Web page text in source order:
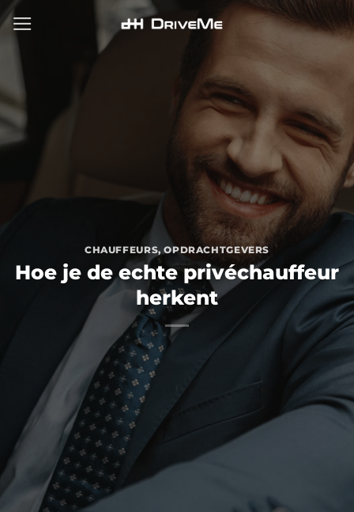
Ga
naar
inhoud
CHAUFFEURS,OPDRACHTGEVERS
Hoe je de echte privéchauffeur
herkent